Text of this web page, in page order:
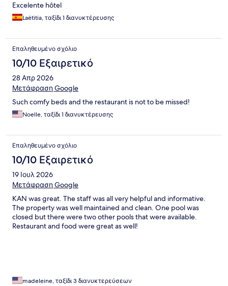
Excelente hôtel
Laëtitia, ταξίδι 1 διανυκτέρευσης
Επαληθευμένο σχόλιο
10/10 Εξαιρετικό
28 Απρ 2026
Μετάφραση Google
Such comfy beds and the restaurant is not to be missed!
Noelle, ταξίδι 1 διανυκτέρευσης
Επαληθευμένο σχόλιο
10/10 Εξαιρετικό
19 Ιουλ 2026
Μετάφραση Google
KAN was great. The staff was all very helpful and informative.
The property was well maintained and clean. One pool was
closed but there were two other pools that were available.
Restaurant and food were great as well!
madeleine, ταξίδι 3 διανυκτερεύσεων